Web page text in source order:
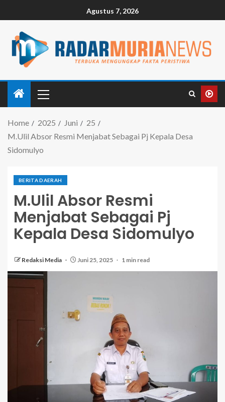
Agustus 7, 2026
Home 2025 Juni
25
M.Ulil Absor Resmi Menjabat Sebagai Pj Kepala Desa
Sidomulyo
BERITA DAERAH
M.Ulil Absor Resmi
Menjabat Sebagai Pj
Kepala Desa Sidomulyo
Redaksi Media Juni 25, 2025 1 min read